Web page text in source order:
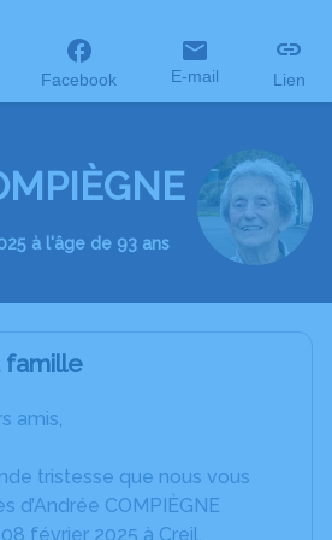
Facebook E-mail Lien
à l'âge de 93 ans
famille
amis,
tristesse que nous vous
d’Andrée COMPIÈGNE
février 2025 à Creil.